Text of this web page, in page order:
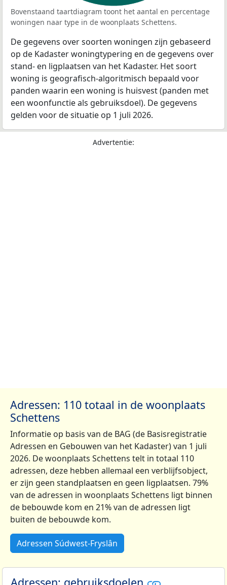
Bovenstaand taartdiagram toont het aantal en percentage
woningen naar type in de woonplaats Schettens.
De gegevens over soorten woningen zijn gebaseerd
op de Kadaster woningtypering en de gegevens over
stand- en ligplaatsen van het Kadaster. Het soort
woning is geografisch-algoritmisch bepaald voor
panden waarin een woning is huisvest (panden met
een woonfunctie als gebruiksdoel). De gegevens
gelden voor de situatie op 1 juli 2026.
Advertentie:
Adressen: 110 totaal in de woonplaats
Schettens
Informatie op basis van de BAG (de Basisregistratie
Adressen en Gebouwen van het Kadaster) van 1 juli
2026. De woonplaats Schettens telt in totaal 110
adressen, deze hebben allemaal een verblijfsobject,
er zijn geen standplaatsen en geen ligplaatsen. 79%
van de adressen in woonplaats Schettens ligt binnen
de bebouwde kom en 21% van de adressen ligt
buiten de bebouwde kom.
Adressen Súdwest-Fryslân
Adressen: gebruiksdoelen